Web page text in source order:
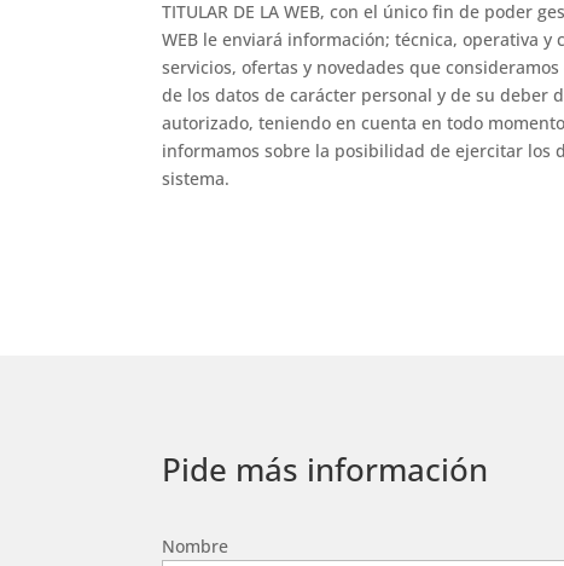
TITULAR DE LA WEB, con el único fin de poder
WEB le enviará información; técnica, operativa
servicios, ofertas y novedades que
de los datos de carácter personal y de su deber
autorizado, teniendo en cuenta en todo
informamos sobre la posibilidad de ejercitar los
sistema.
Pide más información
Nombre